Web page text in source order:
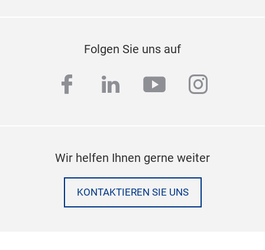
Folgen Sie uns auf
facebook
linkedinyoutube
Wir helfen Ihnen gerne weiter
KONTAKTIEREN SIE UNS